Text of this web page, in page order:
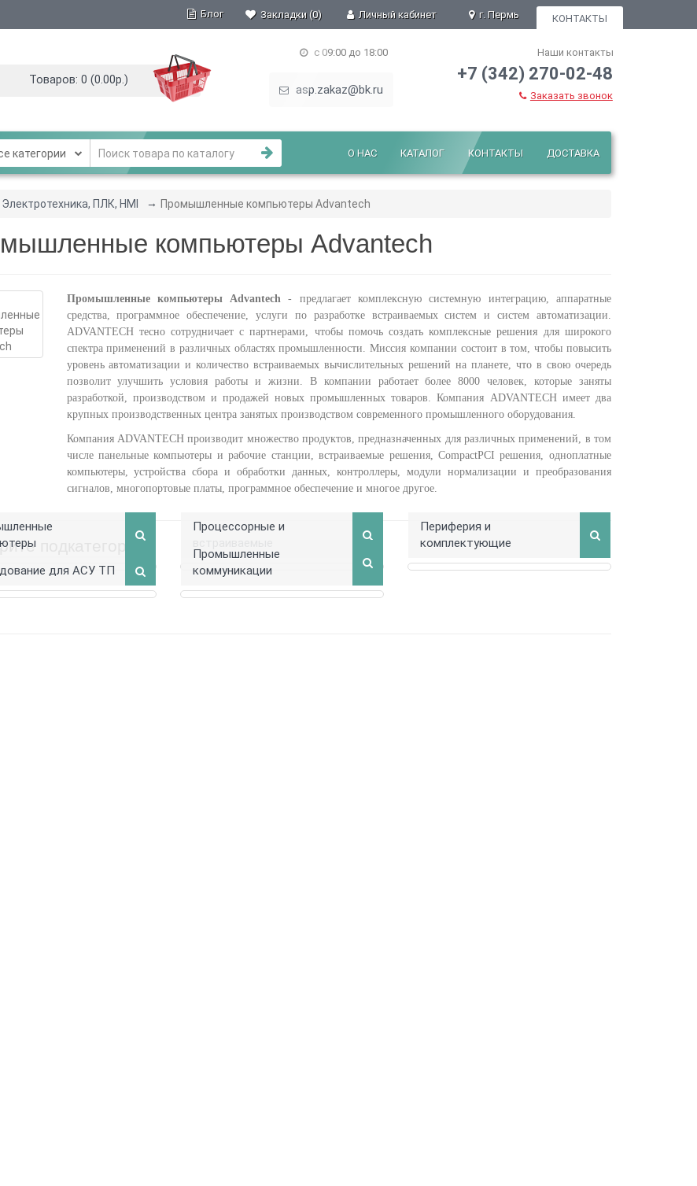
Блог Закладки (0) Личный кабинет г. Пермь КОНТАКТЫ
Наши контакты
+7 (342) 270-02-48
Заказать звонок
с 09:00 до 18:00
asp.zakaz@bk.ru
Товаров: 0 (0.00р.)
ДОСТАВКА
КОНТАКТЫ
КАТАЛОГ
О НАС
категории
Электротехника, ПЛК, HMI Промышленные компьютеры Advantech
компьютеры Advantech
Промышленные компьютеры Advantech - предлагает комплексную системную интеграцию, аппаратные
средства, программное обеспечение, услуги по разработке встраиваемых систем и систем автоматизации.
ADVANTECH тесно сотрудничает с партнерами, чтобы помочь создать комплексные решения для широкого
спектра применений в различных областях промышленности. Миссия компании состоит в том, чтобы повысить
уровень автоматизации и количество встраиваемых вычислительных решений на планете, что в свою очередь
позволит улучшить условия работы и жизни. В компании работает более 8000 человек, которые заняты
разработкой, производством и продажей новых промышленных товаров. Компания ADVANTECH имеет два
крупных производственных центра занятых производством современного промышленного оборудования.
Компания ADVANTECH производит множество продуктов, предназначенных для различных применений, в том
числе панельные компьютеры и рабочие станции, встраиваемые решения, CompactPCI решения, одноплатные
компьютеры, устройства сбора и обработки данных, контроллеры, модули нормализации и преобразования
сигналов, многопортовые платы, программное обеспечение и многое другое.
подкатегорию
Процессорные и
Периферия и
комплектующие
для АСУ ТП
Промышленные
коммуникации